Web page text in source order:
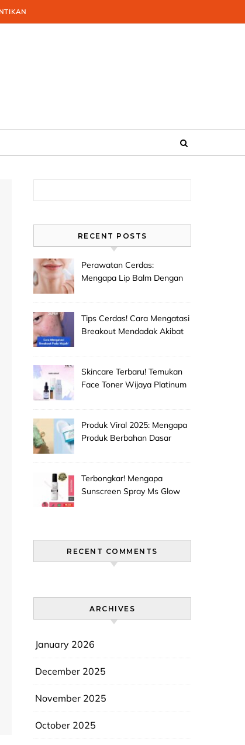
RECENT POSTS
Perawatan Cerdas:
Mengapa Lip Balm Dengan
Kering!
Tips Cerdas! Cara Mengatasi
Breakout Mendadak Akibat
Skincare Terbaru! Temukan
Face Toner Wijaya Platinum
Efektif!
Produk Viral 2025: Mengapa
Produk Berbahan Dasar
Terbongkar! Mengapa
Sunscreen Spray Ms Glow
RECENT COMMENTS
ARCHIVES
January 2026
December 2025
November 2025
October 2025